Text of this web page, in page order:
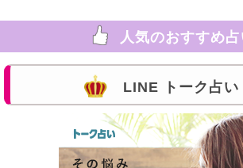
人気のおすすめ
LINE トーク占い